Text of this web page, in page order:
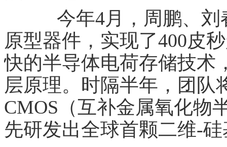
今年4月，周鹏、刘
原型器件，实现了400皮
快的半导体电荷存储技术
层原理。时隔半年，团队
CMOS（互补金属氧化物
先研发出全球首颗二维-